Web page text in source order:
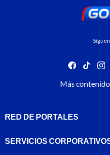
facebook
tiktok
Más
RED DE PORTALES
SERVICIOS